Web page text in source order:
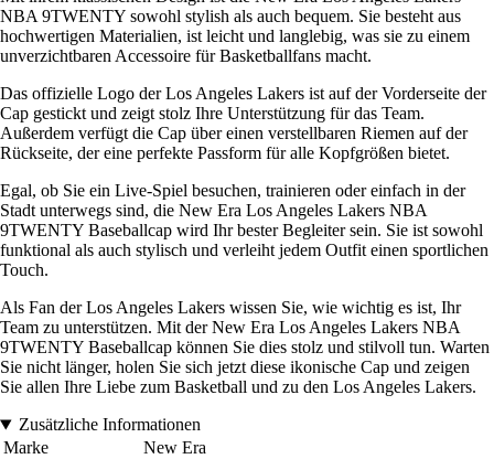
NBA 9TWENTY sowohl stylish als auch bequem. Sie besteht aus
hochwertigen Materialien, ist leicht und langlebig, was sie zu einem
unverzichtbaren Accessoire für Basketballfans macht.
Das offizielle Logo der Los Angeles Lakers ist auf der Vorderseite der
Cap gestickt und zeigt stolz Ihre Unterstützung für das Team.
Außerdem verfügt die Cap über einen verstellbaren Riemen auf der
Rückseite, der eine perfekte Passform für alle Kopfgrößen bietet.
Egal, ob Sie ein Live-Spiel besuchen, trainieren oder einfach in der
Stadt unterwegs sind, die New Era Los Angeles Lakers NBA
9TWENTY Baseballcap wird Ihr bester Begleiter sein. Sie ist sowohl
funktional als auch stylisch und verleiht jedem Outfit einen sportlichen
Touch.
Als Fan der Los Angeles Lakers wissen Sie, wie wichtig es ist, Ihr
Team zu unterstützen. Mit der New Era Los Angeles Lakers NBA
9TWENTY Baseballcap können Sie dies stolz und stilvoll tun. Warten
Sie nicht länger, holen Sie sich jetzt diese ikonische Cap und zeigen
Sie allen Ihre Liebe zum Basketball und zu den Los Angeles Lakers.
Zusätzliche Informationen
Marke
New Era